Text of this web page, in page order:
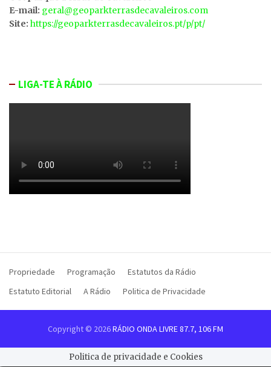
E-mail: geral@geoparkterrasdecavaleiros.com
Site: https://geoparkterrasdecavaleiros.pt/p/pt/
LIGA-TE À RÁDIO
Propriedade Programação
Estatutos da Rádio
Estatuto Editorial
A Rádio Politica de Privacidade
Copyright © 2026RÁDIO ONDA LIVRE 87.7, 106 FM
Politica de privacidade e Cookies